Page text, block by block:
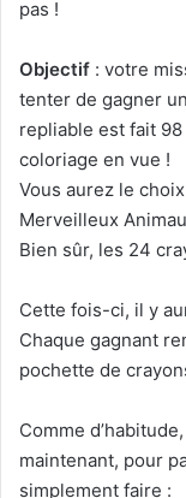
pas !
Objectif : votre
tenter de gagner
repliable est fait
coloriage en vue !
Vous aurez le
Merveilleux
Bien sûr, les 24
Cette fois-ci, il y
Chaque gagnant
pochette de
Comme
maintenant, pour
simplement faire :